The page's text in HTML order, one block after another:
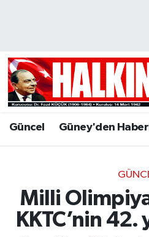
Güncel Güney'den
Milli
KKTC’nin 42.
Hava Durumu
Trafik Durumu
Son Dakika Haberleri